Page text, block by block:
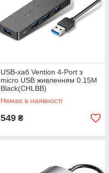
USB-хаб Vention 4-Port з
micro USB живленням 0.15M
Black(CHLBB)
Немає в наявності
549 ₴